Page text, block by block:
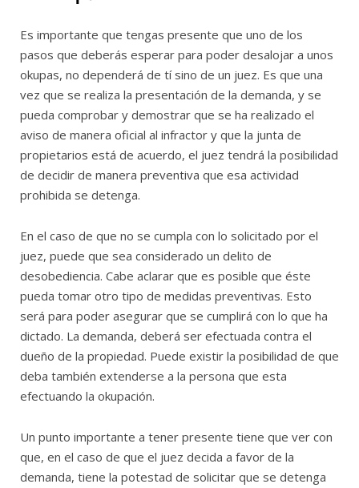
Es importante que tengas presente que uno de los
pasos que deberás esperar para poder desalojar a unos
okupas, no dependerá de tí sino de un juez. Es que una
vez que se realiza la presentación de la demanda, y se
pueda comprobar y demostrar que se ha realizado el
aviso de manera oficial al infractor y que la junta de
propietarios está de acuerdo, el juez tendrá la posibilidad
de decidir de manera preventiva que esa actividad
prohibida se detenga.
En el caso de que no se cumpla con lo solicitado por el
juez, puede que sea considerado un delito de
desobediencia. Cabe aclarar que es posible que éste
pueda tomar otro tipo de medidas preventivas. Esto
será para poder asegurar que se cumplirá con lo que ha
dictado. La demanda, deberá ser efectuada contra el
dueño de la propiedad. Puede existir la posibilidad de que
deba también extenderse a la persona que esta
efectuando la okupación.
Un punto importante a tener presente tiene que ver con
que, en el caso de que el juez decida a favor de la
demanda, tiene la potestad de solicitar que se detenga